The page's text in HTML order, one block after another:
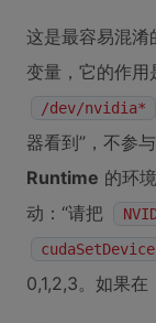
这是最容易混淆
变量，它的作用
/dev/nvidia*
器看到”，不参
Runtime 的环
动：“请把
0,1,2,3。如果在